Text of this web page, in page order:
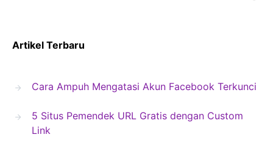
Artikel Terbaru
Cara Ampuh Mengatasi Akun Facebook Terkunci
5 Situs Pemendek URL Gratis dengan Custom
Link